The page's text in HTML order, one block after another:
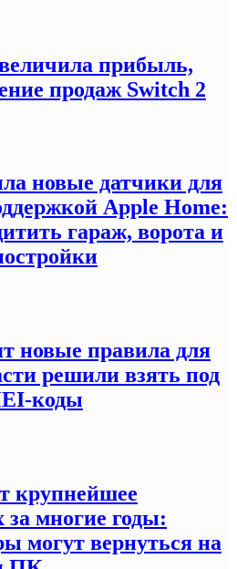
прибыль,
продаж Switch 2
новые датчики для
Apple Home:
гараж, ворота и
новые правила для
решили взять под
коды
крупнейшее
за многие годы:
могут вернуться на